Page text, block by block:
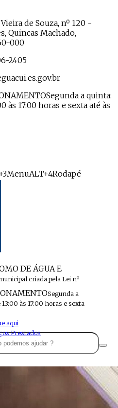
Vieira de Souza, nº 120 -
Quincas Machado,
000
2405
Segunda a quinta:
às 17:00 horas e sexta até às
MenuALT+4Rodapé
DE ÁGUA E
criada pela Lei nº
Segunda a
às 17:00 horas e sexta
aqui
Prestados